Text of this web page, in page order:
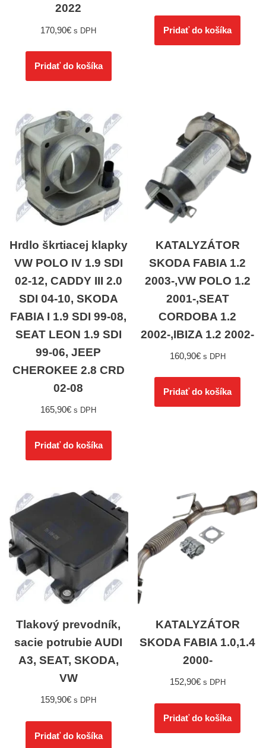
2022
170,90€ s DPH
Pridať do košíka
Pridať do košíka
Hrdlo škrtiacej klapky
VW POLO IV 1.9 SDI
02-12, CADDY III 2.0
SDI 04-10, SKODA
FABIA I 1.9 SDI 99-08,
SEAT LEON 1.9 SDI
99-06, JEEP
CHEROKEE 2.8 CRD
02-08
165,90€ s DPH
Pridať do košíka
KATALYZÁTOR
SKODA FABIA 1.2
2003-,VW POLO 1.2
2001-,SEAT
CORDOBA 1.2
2002-,IBIZA 1.2 2002-
160,90€ s DPH
Pridať do košíka
Tlakový prevodník,
sacie potrubie AUDI
A3, SEAT, SKODA,
VW
159,90€ s DPH
Pridať do košíka
KATALYZÁTOR
SKODA FABIA 1.0,1.4
2000-
152,90€ s DPH
Pridať do košíka